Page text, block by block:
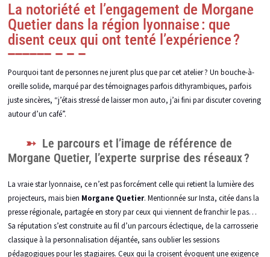
La notoriété et l’engagement de Morgane
Quetier dans la région lyonnaise : que
disent ceux qui ont tenté l’expérience ?
Pourquoi tant de personnes ne jurent plus que par cet atelier ? Un bouche-à-
oreille solide, marqué par des témoignages parfois dithyrambiques, parfois
juste sincères, “j’étais stressé de laisser mon auto, j’ai fini par discuter covering
autour d’un café”.
Le parcours et l’image de référence de
Morgane Quetier, l’experte surprise des réseaux ?
La vraie star lyonnaise, ce n’est pas forcément celle qui retient la lumière des
projecteurs, mais bien Morgane Quetier. Mentionnée sur Insta, citée dans la
presse régionale, partagée en story par ceux qui viennent de franchir le pas…
Sa réputation s’est construite au fil d’un parcours éclectique, de la carrosserie
classique à la personnalisation déjantée, sans oublier les sessions
pédagogiques pour les stagiaires. Ceux qui la croisent évoquent une exigence